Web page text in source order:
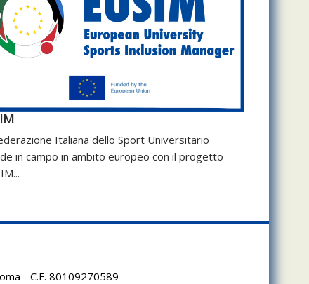
Italiana dello Sport Universitario
in campo in ambito europeo con il progetto
- C.F. 80109270589